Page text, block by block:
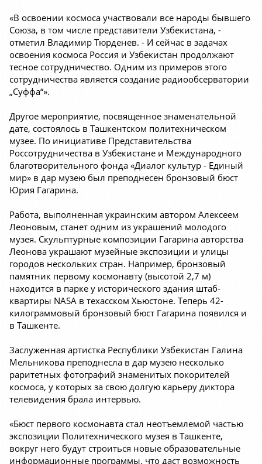
«В освоении космоса участвовали все народы бывшего
Союза, в том числе представители Узбекистана, -
отметил Владимир Тюрденев. - И сейчас в задачах
освоения космоса Россия и Узбекистан продолжают
тесное сотрудничество. Одним из примеров этого
сотрудничества является создание радиообсерватории
„Суффа“».
Другое мероприятие, посвященное знаменательной
дате, состоялось в Ташкентском политехническом
музее. По инициативе Представительства
Россотрудничества в Узбекистане и Международного
благотворительного фонда «Диалог культур - Единый
мир» в дар музею был преподнесен бронзовый бюст
Юрия Гагарина.
Работа, выполненная украинским автором Алексеем
Леоновым, станет одним из украшений молодого
музея. Скульптурные композиции Гагарина авторства
Леонова украшают музейные экспозиции и улицы
городов нескольких стран. Например, бронзовый
памятник первому космонавту (высотой 2,7 м)
находится в парке у исторического здания штаб-
квартиры NASA в техасском Хьюстоне. Теперь 42-
килограммовый бронзовый бюст Гагарина появился и
в Ташкенте.
Заслуженная артистка Республики Узбекистан Галина
Мельникова преподнесла в дар музею несколько
раритетных фотографий знаменитых покорителей
космоса, у которых за свою долгую карьеру диктора
телевидения брала интервью.
«Бюст первого космонавта стал неотъемлемой частью
экспозиции Политехнического музея в Ташкенте,
вокруг него будут строиться новые образовательные
информационные программы, что даст возможность